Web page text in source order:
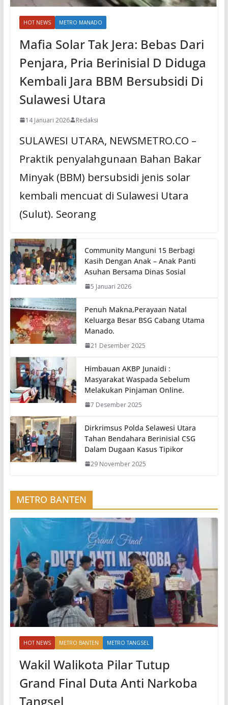
HOT NEWS METRO MANADO
Mafia Solar Tak Jera: Bebas Dari
Penjara, Pria Berinisial D Diduga
Kembali Jara BBM Bersubsidi Di
Sulawesi Utara
14 Januari 2026 Redaksi
SULAWESI UTARA, NEWSMETRO.CO –
Praktik penyalahgunaan Bahan Bakar
Minyak (BBM) bersubsidi jenis solar
kembali mencuat di Sulawesi Utara
(Sulut). Seorang
Community Manguni 15 Berbagi
Kasih Dengan Anak – Anak Panti
Asuhan Bersama Dinas Sosial
5 Januari 2026
Penuh Makna,Perayaan Natal
Keluarga Besar BSG Cabang Utama
Manado.
21 Desember 2025
Himbauan AKBP Junaidi :
Masyarakat Waspada Sebelum
Melakukan Pinjaman Online.
7 Desember 2025
Dirkrimsus Polda Selawesi Utara
Tahan Bendahara Berinisial CSG
Dalam Dugaan Kasus Tipikor
29 November 2025
METRO BANTEN
HOT NEWS METRO BANTEN METRO TANGSEL
Wakil Walikota Pilar Tutup
Grand Final Duta Anti Narkoba
Tangsel